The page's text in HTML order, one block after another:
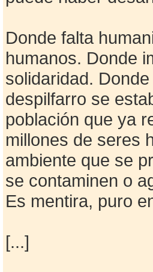
Donde falta
humanos. Donde
solidaridad.
despilfarro se
población que ya
millones de seres
ambiente que se
se contaminen o
Es mentira, puro
[...]